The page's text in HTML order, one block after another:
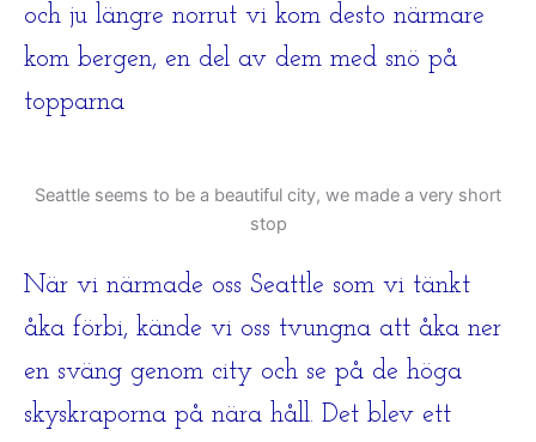
och ju längre norrut vi kom desto närmare
kom bergen, en del av dem med snö på
topparna
Seattle seems to be a beautiful city, we made a very short
stop
När vi närmade oss Seattle som vi tänkt
åka förbi, kände vi oss tvungna att åka ner
en sväng genom city och se på de höga
skyskraporna på nära håll. Det blev ett